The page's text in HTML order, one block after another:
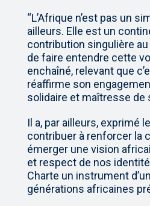
“L’Afrique n’est pas un
ailleurs. Elle est un
contribution singulière
de faire entendre cette
enchaîné, relevant que
réaffirme son
solidaire et maîtresse de
Il a, par ailleurs, exprimé
contribuer à renforcer la
émerger une vision
et respect de nos
Charte un instrument
générations africaines